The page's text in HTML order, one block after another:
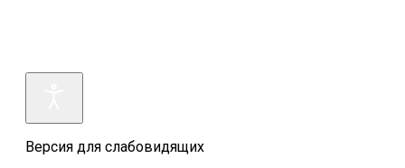
Версия для слабовидящих